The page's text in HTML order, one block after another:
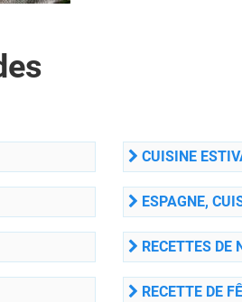
CUISINE
ESPAGNE,
RECETTES DE
RECETTE DE